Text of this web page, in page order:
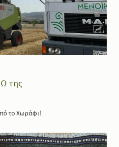
της
το Χωράφι!